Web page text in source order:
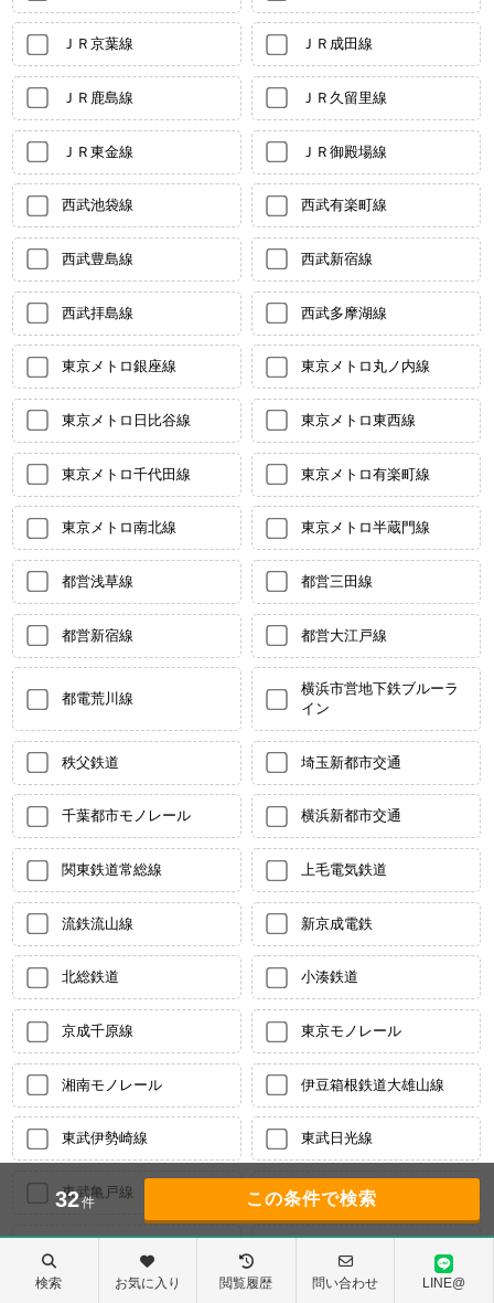
ＪＲ京葉線 ＪＲ成田線
ＪＲ鹿島線 ＪＲ久留里線
ＪＲ東金線 ＪＲ御殿場線
西武池袋線 西武有楽町線
西武豊島線 西武新宿線
西武拝島線 西武多摩湖線
東京メトロ銀座線 東京メトロ丸ノ内線
東京メトロ日比谷線 東京メトロ東西線
東京メトロ千代田線 東京メトロ有楽町線
東京メトロ南北線 東京メトロ半蔵門線
都営浅草線 都営三田線
都営新宿線 都営大江戸線
都電荒川線
横浜市営地下鉄ブルーラ
イン
秩父鉄道 埼玉新都市交通
千葉都市モノレール 横浜新都市交通
関東鉄道常総線 上毛電気鉄道
流鉄流山線 新京成電鉄
北総鉄道 小湊鉄道
京成千原線 東京モノレール
湘南モノレール 伊豆箱根鉄道大雄山線
東武伊勢崎線 東武日光線
東武亀戸線 東武野田線
32件
検索 お気に入り 閲覧履歴 問い合わせ LINE@